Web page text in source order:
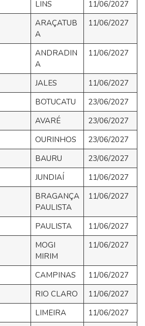
LINS
11/06/2027
ARAÇATUB
A
11/06/2027
ANDRADIN
A
11/06/2027
JALES
11/06/2027
BOTUCATU
23/06/2027
AVARÉ
23/06/2027
OURINHOS
23/06/2027
BAURU
23/06/2027
JUNDIAÍ
11/06/2027
BRAGANÇA
PAULISTA
11/06/2027
PAULISTA
11/06/2027
MOGI
MIRIM
11/06/2027
CAMPINAS
11/06/2027
RIO CLARO
11/06/2027
LIMEIRA
11/06/2027